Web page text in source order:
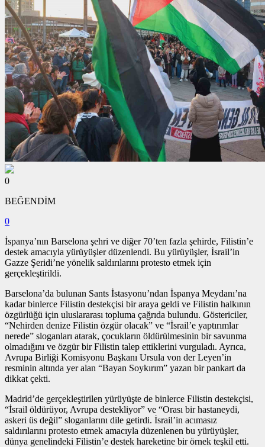
0
BEĞENDİM
0
İspanya’nın Barselona şehri ve diğer 70’ten fazla şehirde, Filistin’e
destek amacıyla yürüyüşler düzenlendi. Bu yürüyüşler, İsrail’in
Gazze Şeridi’ne yönelik saldırılarını protesto etmek için
gerçekleştirildi.
Barselona’da bulunan Sants İstasyonu’ndan İspanya Meydanı’na
kadar binlerce Filistin destekçisi bir araya geldi ve Filistin halkının
özgürlüğü için uluslararası topluma çağrıda bulundu. Göstericiler,
“Nehirden denize Filistin özgür olacak” ve “İsrail’e yaptırımlar
nerede” sloganları atarak, çocukların öldürülmesinin bir savunma
olmadığını ve özgür bir Filistin talep ettiklerini vurguladı. Ayrıca,
Avrupa Birliği Komisyonu Başkanı Ursula von der Leyen’in
resminin altında yer alan “Bayan Soykırım” yazan bir pankart da
dikkat çekti.
Madrid’de gerçekleştirilen yürüyüşte de binlerce Filistin destekçisi,
“İsrail öldürüyor, Avrupa destekliyor” ve “Orası bir hastaneydi,
askeri üs değil” sloganlarını dile getirdi. İsrail’in acımasız
saldırılarını protesto etmek amacıyla düzenlenen bu yürüyüşler,
dünya genelindeki Filistin’e destek hareketine bir örnek teşkil etti.